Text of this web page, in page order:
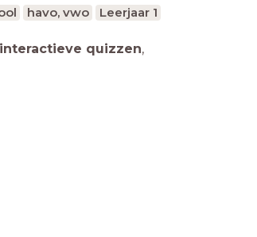
havo, vwo Leerjaar 1
interactieve quizzen,